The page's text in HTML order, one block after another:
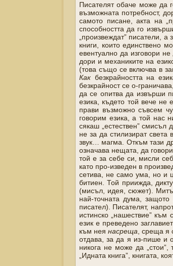
Писателят обаче може да
възможната потребност,
самото писане, акта на
способността да го
„произвеждат” писатели, а
книги, които единствено
евентуално да изговори не
дори и механиките на
(това също се включва в
Как безкрайността на
безкрайност се о-
да се опитва да извърши
езика, където той вече не е
прави възможно съвсем
говорим езика, а той нас
сякаш „естествен” смисъл
не за да стилизират
звук… магма. Откъм тази
означава нещата, да
той е за себе си, мисли
като про-изведен в
сетива, не само ума, но и
битиен. Той приижда,
(мисъл, идея, сюжет).
най-точната дума,
писател). Писателят,
истинско „нашествие” към
език е преведено
към неянасреща, среща я
отдава, за да я из-пише и
никога не може да
„Идната книга”, книгата,